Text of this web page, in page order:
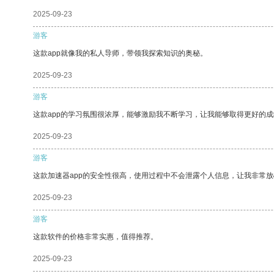
2025-09-23
游客
这款app就像我的私人导师，带领我探索知识的奥秘。
2025-09-23
游客
这款app的学习氛围很浓厚，能够激励我不断学习，让我能够取得更好的成
2025-09-23
游客
这款加速器app的安全性很高，使用过程中不会泄露个人信息，让我非常放
2025-09-23
游客
这款软件的价格非常实惠，值得推荐。
2025-09-23